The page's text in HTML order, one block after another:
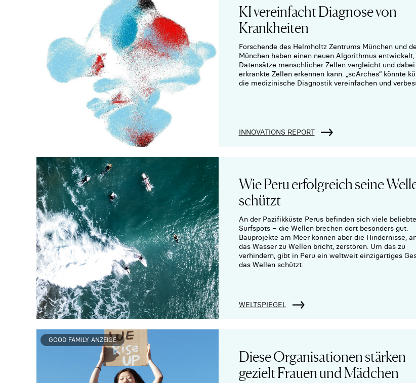
KI vereinfacht Diagnose von
Krankheiten
Forschende des Helmholtz Zentrums München und
München haben einen neuen Algorithmus entwickelt,
Datensätze menschlicher Zellen vergleicht und dabei
erkrankte Zellen erkennen kann. „scArches“ könnte
die medizinische Diagnostik vereinfachen und
INNOVATIONS REPORT
Wie Peru erfolgreich seine
schützt
An der Pazifikküste Perus befinden sich viele beliebte
Surfspots – die Wellen brechen dort besonders gut.
Bauprojekte am Meer können aber die Hindernisse,
das Wasser zu Wellen bricht, zerstören. Um das zu
verhindern, gibt in Peru ein weltweit einzigartiges
das Wellen schützt.
WELTSPIEGEL
GOOD FAMILY ANZEIGE
Diese Organisationen stärken
gezielt Frauen und Mädchen